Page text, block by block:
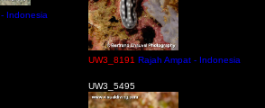
Indonesia
UW3_8191 Rajah Ampat - Indonesia
UW3_5495